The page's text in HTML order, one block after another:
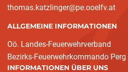
thomas.katzlinger@pe.ooelfv.at
ALLGEMEINE INFORMATIONEN
Oö. Landes-Feuerwehrverband
Bezirks-Feuerwehrkommando Perg
INFORMATIONEN ÜBER UNS